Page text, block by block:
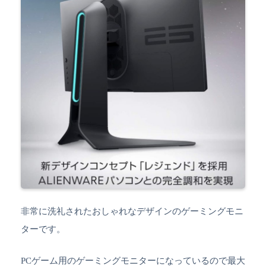
非常に洗礼されたおしゃれなデザインのゲーミングモニ
ターです。
PCゲーム用のゲーミングモニターになっているので最大